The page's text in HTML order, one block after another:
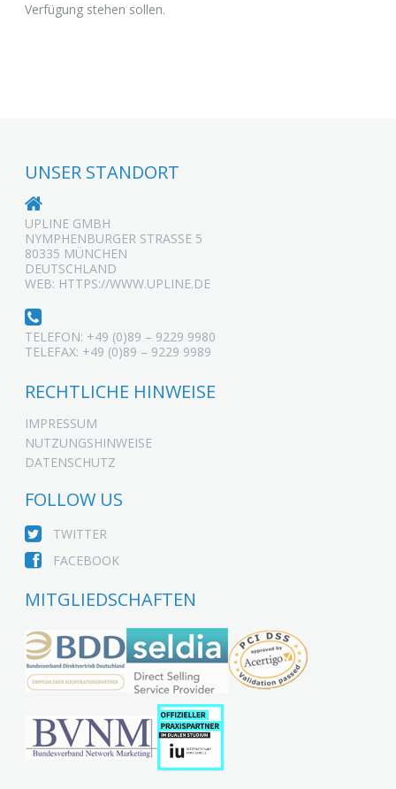
Verfügung stehen sollen.
UNSER STANDORT
UPLINE GMBH
NYMPHENBURGER STRASSE 5
80335 MÜNCHEN
DEUTSCHLAND
WEB: HTTPS://WWW.UPLINE.DE
TELEFON: +49 (0)89 – 9229 9980
TELEFAX: +49 (0)89 – 9229 9989
RECHTLICHE HINWEISE
IMPRESSUM
NUTZUNGSHINWEISE
DATENSCHUTZ
FOLLOW US
TWITTER
FACEBOOK
MITGLIEDSCHAFTEN